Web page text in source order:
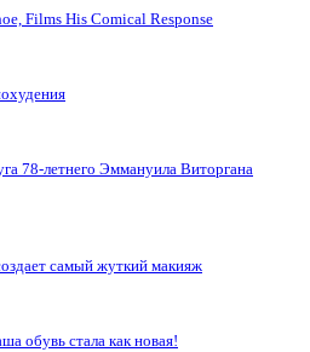
Films His Comical Response
78-летнего Эммануила Виторгана
самый жуткий макияж
обувь стала как новая!